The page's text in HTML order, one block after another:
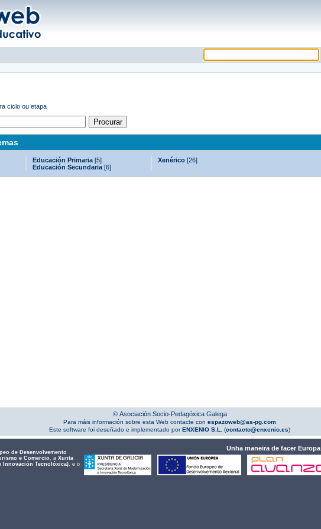
ciclo ou etapa
Educación Primaria [5]
Educación Secundaria [6]
Xenérico [26]
© Asociación Socio-Pedagóxica Galega
Para máis información sobre esta Web contacte con espazoweb@as-pg.com
Este software foi deseñado e implementado porENXENIO S.L. (contacto@enxenio.es)
de Desenvolvemento
e Comercio, a Xunta
Innovación Tecnolóxica), e o
Unha maneira de facer Europa